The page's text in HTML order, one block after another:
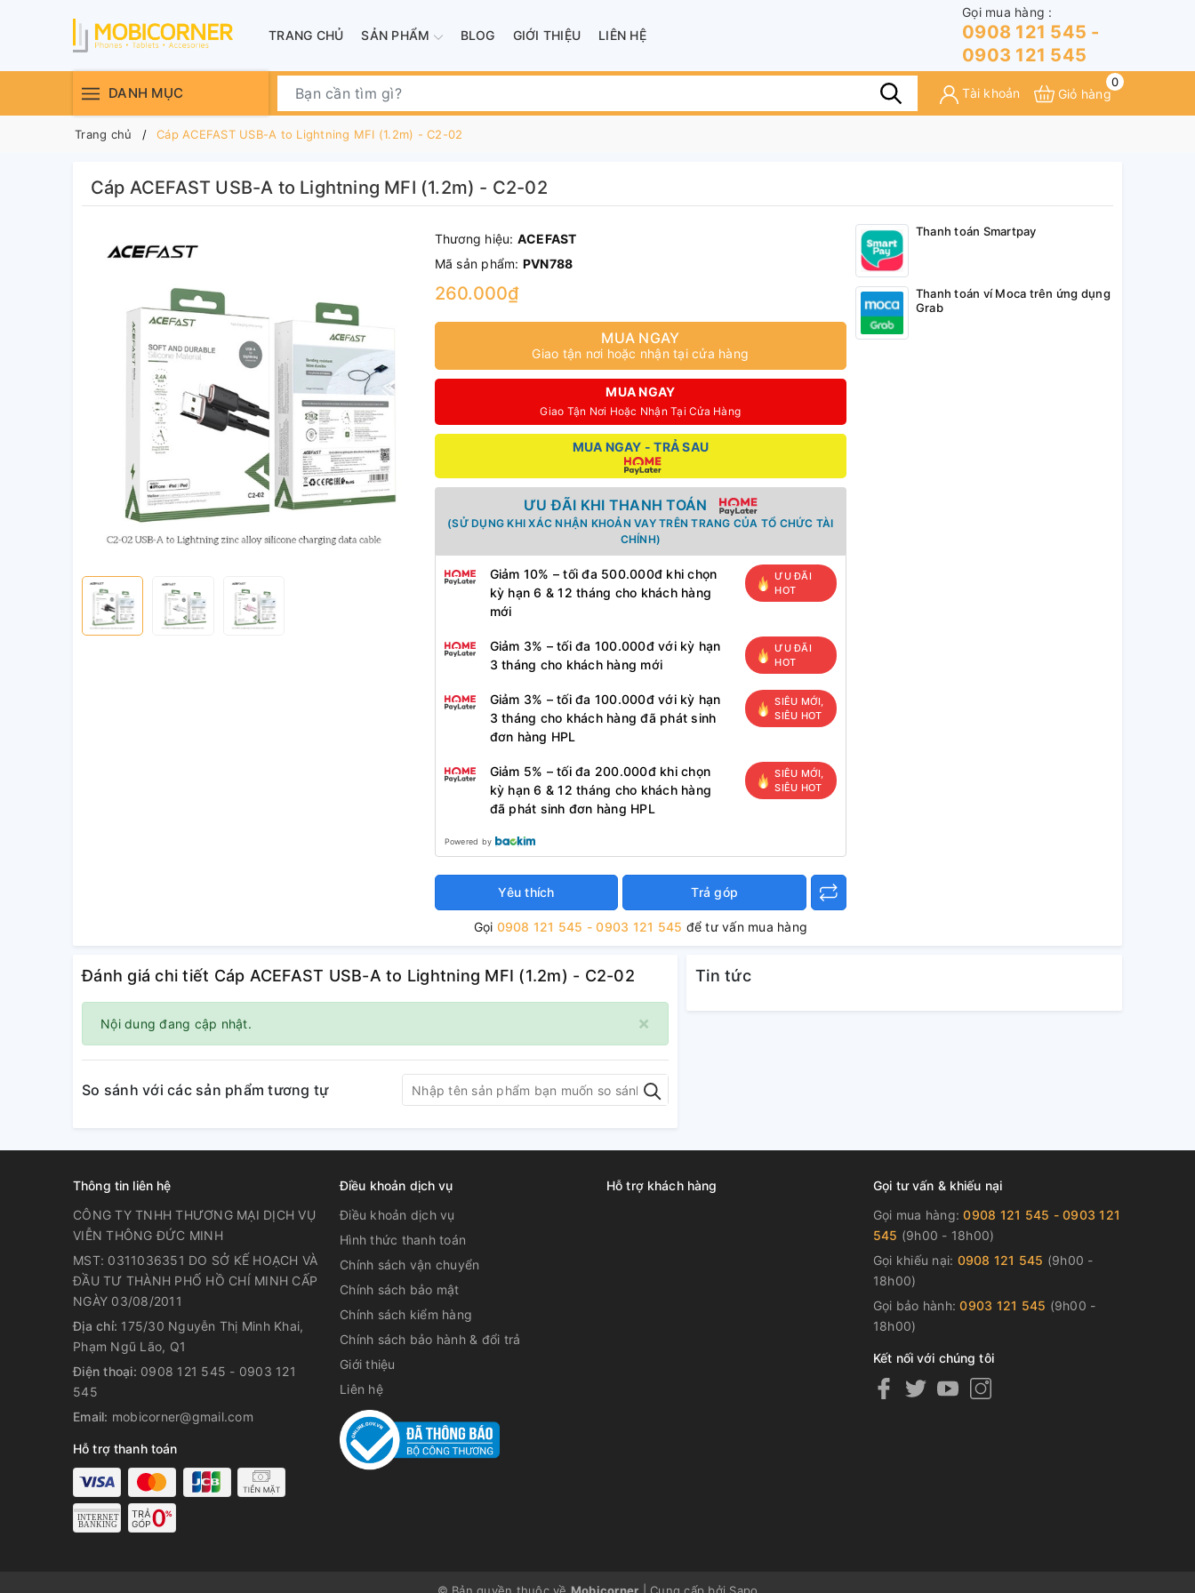
TRANG CHỦ SẢN PHẨM BLOG GIỚI THIỆU LIÊN HỆ
Gọi mua hàng :
0908 121 545 -
0903 121 545
DANH MỤC Tài khoản
0
Giỏ hàng
Trang chủ Cáp ACEFAST USB-A to Lightning MFI (1.2m) - C2-02
Cáp ACEFAST USB-A to Lightning MFI (1.2m) - C2-02
Thương hiệu: ACEFAST
Mã sản phẩm: PVN788
260.000₫
MUA NGAY
Giao tận nơi hoặc nhận tại cửa hàng
MUA NGAY
Giao Tận Nơi Hoặc Nhận Tại Cửa Hàng
MUA NGAY - TRẢ SAU
ƯU ĐÃI KHI THANH TOÁN
(SỬ DỤNG KHI XÁC NHẬN KHOẢN VAY TRÊN TRANG CỦA TỔ CHỨC TÀI
CHÍNH)
Giảm 10% – tối đa 500.000đ khi chọn
kỳ hạn 6 & 12 tháng cho khách hàng
mới
ƯU ĐÃI
HOT
Giảm 3% – tối đa 100.000đ với kỳ hạn
3 tháng cho khách hàng mới
ƯU ĐÃI
HOT
Giảm 3% – tối đa 100.000đ với kỳ hạn
3 tháng cho khách hàng đã phát sinh
đơn hàng HPL
SIÊU MỚI,
SIÊU HOT
Giảm 5% – tối đa 200.000đ khi chọn
kỳ hạn 6 & 12 tháng cho khách hàng
đã phát sinh đơn hàng HPL
SIÊU MỚI,
SIÊU HOT
Powered by
Yêu thích Trả góp
Gọi 0908 121 545 - 0903 121 545 để tư vấn mua hàng
Thanh toán Smartpay
Thanh toán ví Moca trên ứng dụng
Grab
Đánh giá chi tiết Cáp ACEFAST USB-A to Lightning MFI (1.2m) - C2-02
×
Nội dung đang cập nhật.
So sánh với các sản phẩm tương tự
Tin tức
Thông tin liên hệ
CÔNG TY TNHH THƯƠNG MẠI DỊCH VỤ
VIỄN THÔNG ĐỨC MINH
MST: 0311036351 DO SỞ KẾ HOẠCH VÀ
ĐẦU TƯ THÀNH PHỐ HỒ CHÍ MINH CẤP
NGÀY 03/08/2011
Địa chỉ: 175/30 Nguyễn Thị Minh Khai,
Phạm Ngũ Lão, Q1
Điện thoại: 0908 121 545 - 0903 121
545
Email: mobicorner@gmail.com
Hỗ trợ thanh toán
Điều khoản dịch vụ
Điều khoản dịch vụ
Hình thức thanh toán
Chính sách vận chuyển
Chính sách bảo mật
Chính sách kiểm hàng
Chính sách bảo hành & đổi trả
Giới thiệu
Liên hệ
Hỗ trợ khách hàng
Gọi tư vấn & khiếu nại
Gọi mua hàng:0908 121 545 - 0903 121
545 (9h00 - 18h00)
Gọi khiếu nại: 0908 121 545 (9h00 -
18h00)
Gọi bảo hành:0903 121 545 (9h00 -
18h00)
Kết nối với chúng tôi